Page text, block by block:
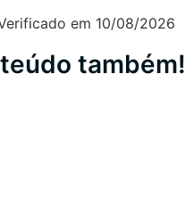
em 10/08/2026
também!